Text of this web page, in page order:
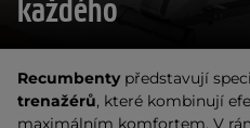
každého
Recumbentypředstavují
trenažérů, které kombinují
maximálním komfortem. V